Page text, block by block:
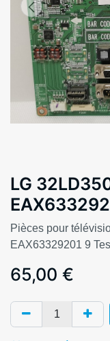
LG
Pièces pour
EAX63329201 9
65,00 €